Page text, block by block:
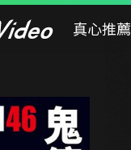
真心推薦